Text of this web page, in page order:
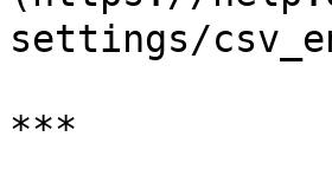
settings/
***